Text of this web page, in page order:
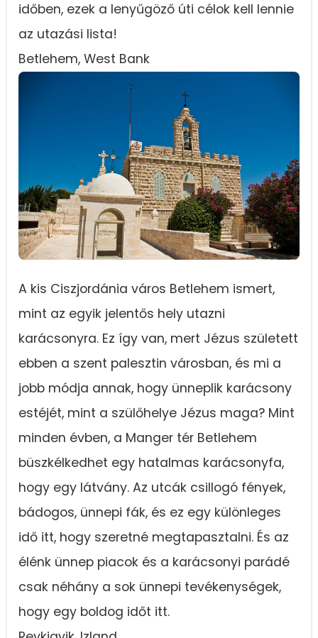
időben, ezek a lenyűgöző úti célok kell lennie
az utazási lista!
Betlehem, West Bank
A kis Ciszjordánia város Betlehem ismert,
mint az egyik jelentős hely utazni
karácsonyra. Ez így van, mert Jézus született
ebben a szent palesztin városban, és mi a
jobb módja annak, hogy ünneplik karácsony
estéjét, mint a szülőhelye Jézus maga? Mint
minden évben, a Manger tér Betlehem
büszkélkedhet egy hatalmas karácsonyfa,
hogy egy látvány. Az utcák csillogó fények,
bádogos, ünnepi fák, és ez egy különleges
idő itt, hogy szeretné megtapasztalni. És az
élénk ünnep piacok és a karácsonyi parádé
csak néhány a sok ünnepi tevékenységek,
hogy egy boldog időt itt.